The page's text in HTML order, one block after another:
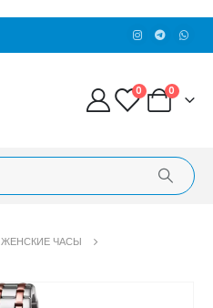
0 0
ЖЕНСКИЕ ЧАСЫ